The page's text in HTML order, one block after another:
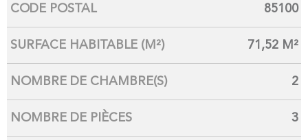
Caractérisque Valeurs
CODE POSTAL 85100
SURFACE HABITABLE (M²) 71,52 M²
NOMBRE DE CHAMBRE(S) 2
NOMBRE DE PIÈCES 3